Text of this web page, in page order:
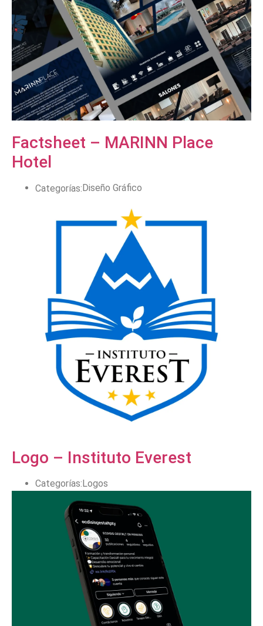
Factsheet – MARINN Place
Hotel
Categorías: Diseño Gráfico
Logo – Instituto Everest
Categorías:Logos